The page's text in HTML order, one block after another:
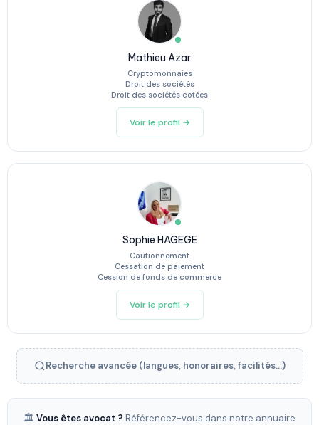
Mathieu Azar
Cryptomonnaies
Droit des sociétés
Droit des sociétés cotées
Voir le profil →
Sophie HAGEGE
Cautionnement
Cessation de paiement
Cession de fonds de commerce
Voir le profil →
Recherche avancée (langues, honoraires, facilités...)
🏛️ Vous êtes avocat ? Référencez-vous dans notre annuaire